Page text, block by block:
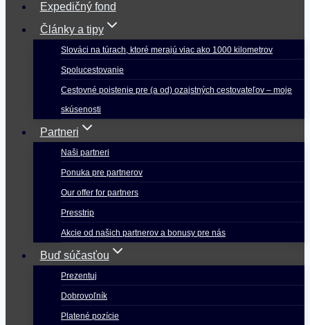
Expedičný fond
Články a tipy
Slováci na túrach, ktoré merajú viac ako 1000 kilometrov
Spolucestovanie
Cestovné poistenie pre (a od) ozajstných cestovateľov – moje
skúsenosti
Partneri
Naši partneri
Ponuka pre partnerov
Our offer for partners
Presstrip
Akcie od našich partnerov a bonusy pre nás
Buď súčasťou
Prezentuj
Dobrovoľník
Platené pozície